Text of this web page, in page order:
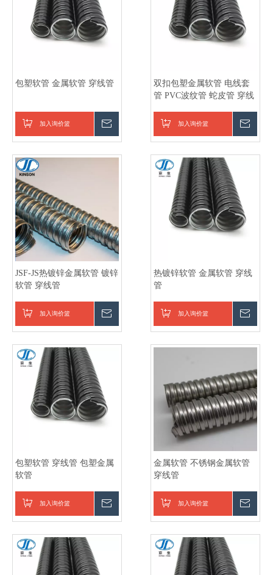
包塑软管 金属软管 穿线管
加入询价篮
双扣包塑金属软管 电线套
管 PVC波纹管 蛇皮管 穿线
加入询价篮
JSF-JS热镀锌金属软管 镀锌
软管 穿线管
加入询价篮
热镀锌软管 金属软管 穿线
管
加入询价篮
包塑软管 穿线管 包塑金属
软管
加入询价篮
金属软管 不锈钢金属软管
穿线管
加入询价篮